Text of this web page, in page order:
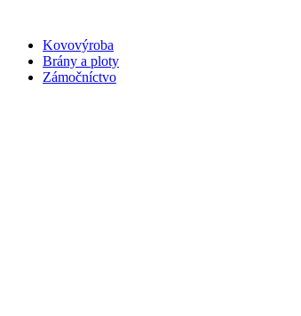
obsah
Kovovýroba
Brány a ploty
Zámočníctvo